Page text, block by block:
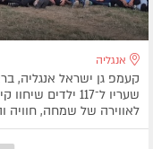
אנגליה
קעמפ גן ישראל אנגליה,
לאווירה של שמחה, חוויה